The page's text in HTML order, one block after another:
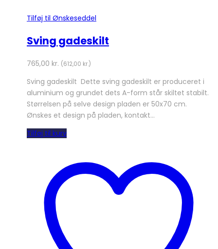
Tilføj til Ønskeseddel
Sving gadeskilt
765,00 kr. (612,00 kr.)
Sving gadeskilt Dette sving gadeskilt er produceret i
aluminium og grundet dets A-form står skiltet stabilt.
Størrelsen på selve design pladen er 50x70 cm.
Ønskes et design på pladen, kontakt…
Tilføj til kurv